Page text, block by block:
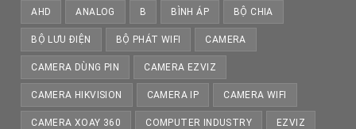
AHD ANALOG B BÌNH ÁP BỘ CHIA
BỘ LƯU ĐIỆN BỘ PHÁT WIFI CAMERA
CAMERA DÙNG PIN CAMERA EZVIZ
CAMERA HIKVISION CAMERA IP CAMERA WIFI
CAMERA XOAY 360 COMPUTER INDUSTRY EZVIZ